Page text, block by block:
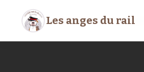
Les anges du rail
Auteur/